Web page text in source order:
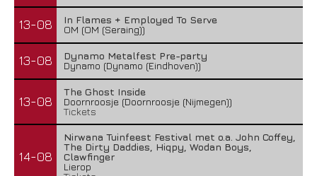
13-08
In Flames + Employed To Serve
OM (OM (Seraing))
13-08
Dynamo Metalfest Pre-party
Dynamo (Dynamo (Eindhoven))
13-08
The Ghost Inside
Doornroosje (Doornroosje (Nijmegen))
Tickets
14-08
Nirwana Tuinfeest Festival met o.a. John Coffey,
The Dirty Daddies, Hiqpy, Wodan Boys,
Clawfinger
Lierop